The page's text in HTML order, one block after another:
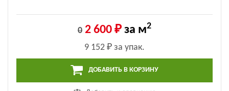
0 2 600 ₽ за м2
9 152 ₽ за упак.
ДОБАВИТЬ В КОРЗИНУ